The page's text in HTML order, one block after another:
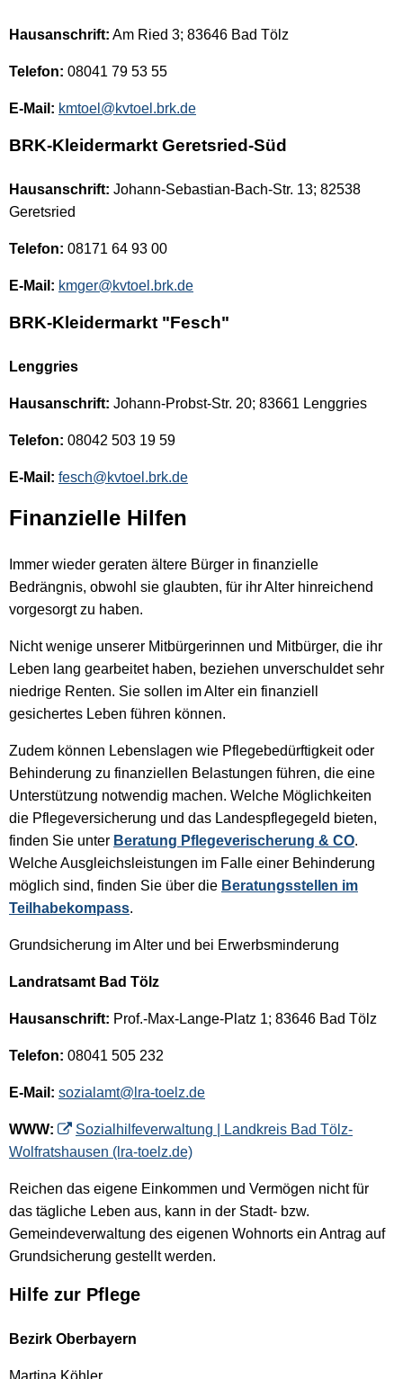
Hausanschrift: Am Ried 3; 83646 Bad Tölz
Telefon: 08041 79 53 55
E-Mail: kmtoel@kvtoel.brk.de
BRK-Kleidermarkt Geretsried-Süd
Hausanschrift: Johann-Sebastian-Bach-Str. 13; 82538
Geretsried
Telefon: 08171 64 93 00
E-Mail: kmger@kvtoel.brk.de
BRK-Kleidermarkt "Fesch"
Lenggries
Hausanschrift: Johann-Probst-Str. 20; 83661 Lenggries
Telefon: 08042 503 19 59
E-Mail: fesch@kvtoel.brk.de
Finanzielle Hilfen
Immer wieder geraten ältere Bürger in finanzielle
Bedrängnis, obwohl sie glaubten, für ihr Alter hinreichend
vorgesorgt zu haben.
Nicht wenige unserer Mitbürgerinnen und Mitbürger, die ihr
Leben lang gearbeitet haben, beziehen unverschuldet sehr
niedrige Renten. Sie sollen im Alter ein finanziell
gesichertes Leben führen können.
Zudem können Lebenslagen wie Pflegebedürftigkeit oder
Behinderung zu finanziellen Belastungen führen, die eine
Unterstützung notwendig machen. Welche Möglichkeiten
die Pflegeversicherung und das Landespflegegeld bieten,
finden Sie unter Beratung Pflegeverischerung & CO.
Welche Ausgleichsleistungen im Falle einer Behinderung
möglich sind, finden Sie über die Beratungsstellen im
Teilhabekompass.
Grundsicherung im Alter und bei Erwerbsminderung
Landratsamt Bad Tölz
Hausanschrift: Prof.-Max-Lange-Platz 1; 83646 Bad Tölz
Telefon: 08041 505 232
E-Mail: sozialamt@lra-toelz.de
WWW:
Sozialhilfeverwaltung | Landkreis Bad Tölz-
Wolfratshausen (lra-toelz.de)
Reichen das eigene Einkommen und Vermögen nicht für
das tägliche Leben aus, kann in der Stadt- bzw.
Gemeindeverwaltung des eigenen Wohnorts ein Antrag auf
Grundsicherung gestellt werden.
Hilfe zur Pflege
Bezirk Oberbayern
Martina Köhler